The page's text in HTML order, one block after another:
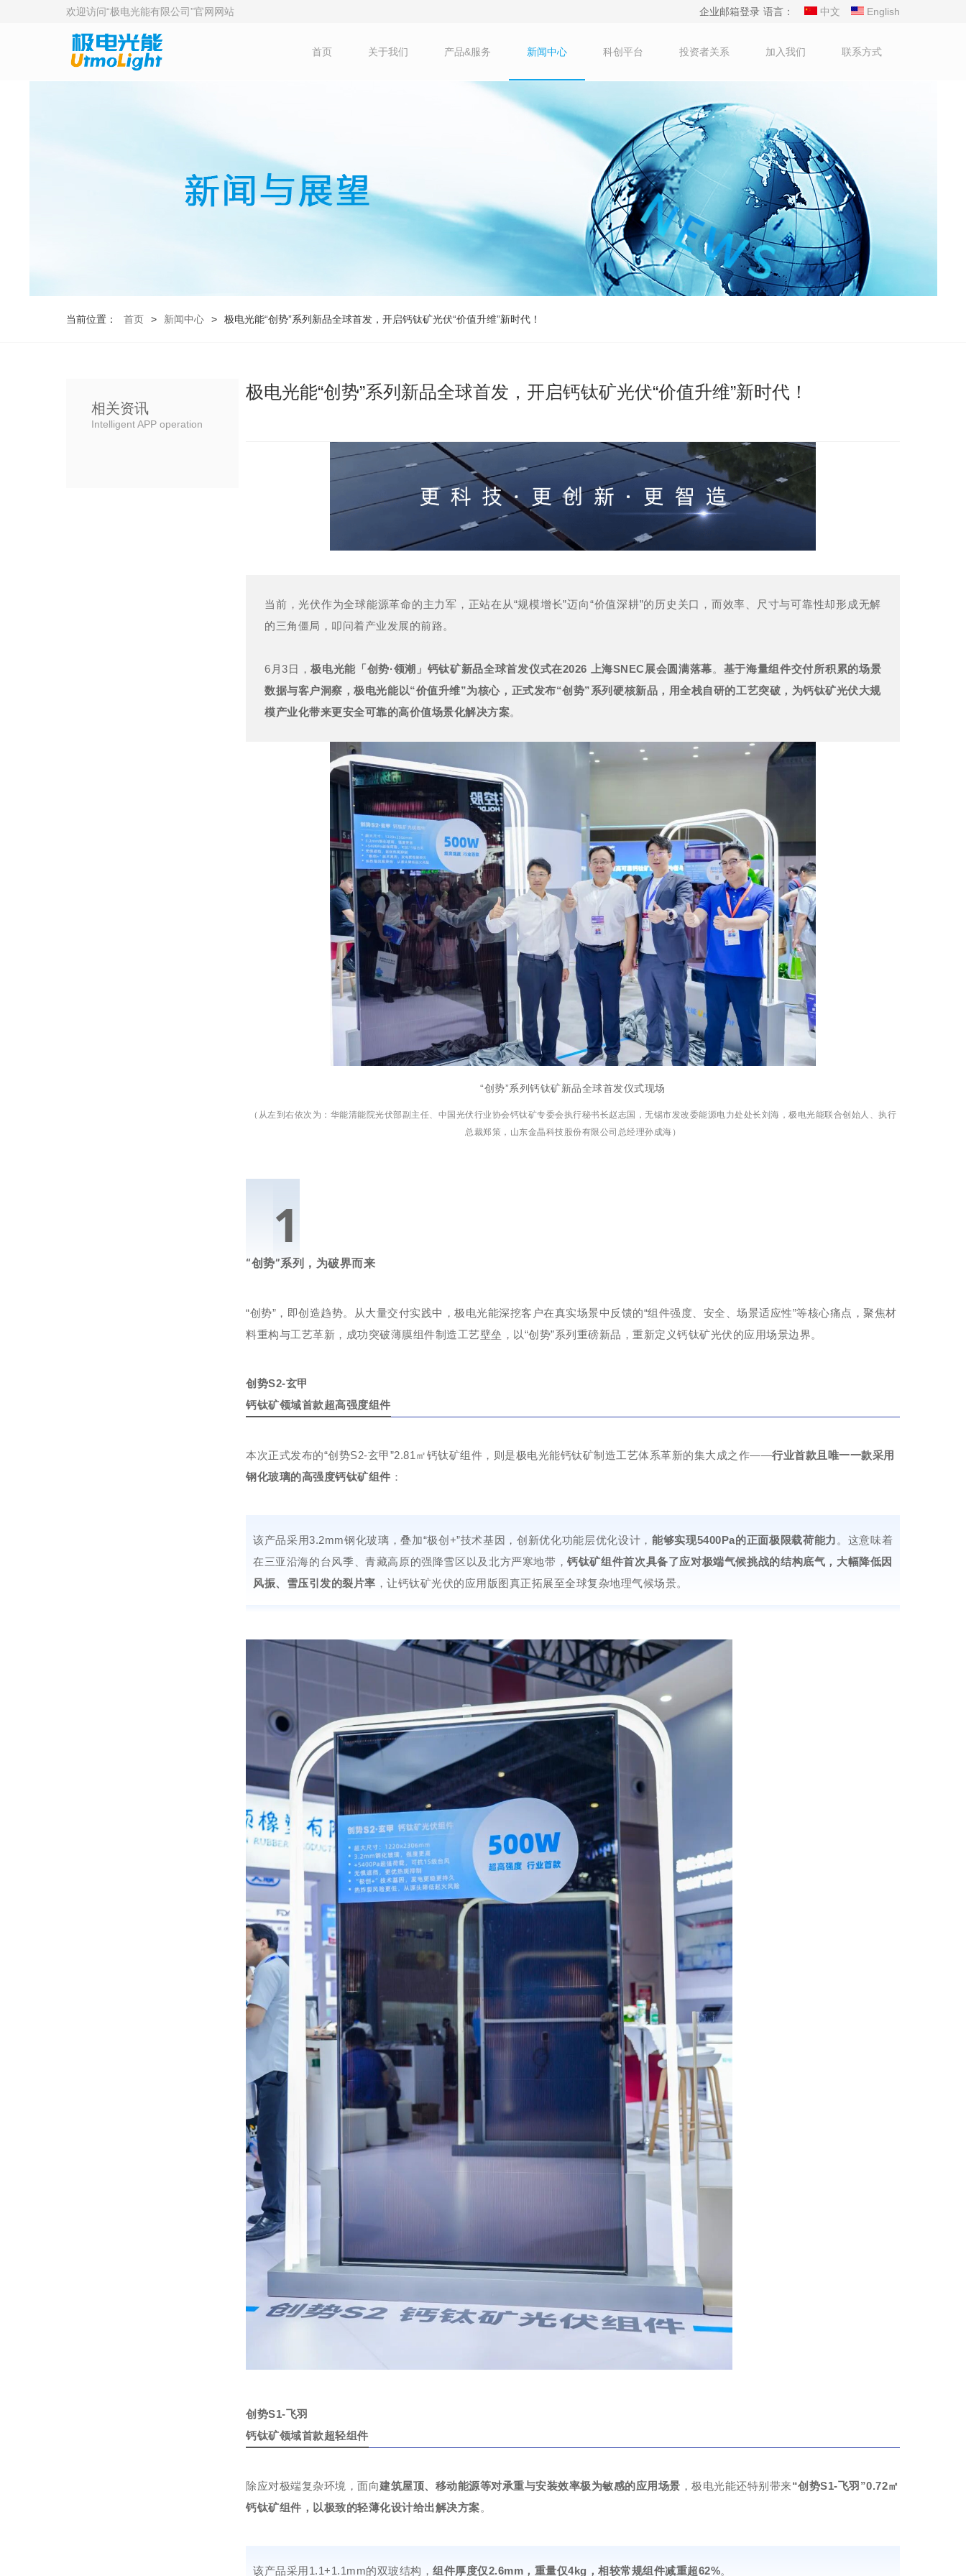
欢迎访问“极电光能有限公司”官网网站 企业邮箱登录 语言： 中文 English
首页 关于我们 产品&服务 新闻中心 科创平台 投资者关系 加入我们 联系方式
当前位置： 首页 > 新闻中心 > 极电光能“创势”系列新品全球首发，开启钙钛矿光伏“价值升维”新时代！
相关资讯
Intelligent APP operation
极电光能“创势”系列新品全球首发，开启钙钛矿光伏“价值升维”新时代！
当前，光伏作为全球能源革命的主力军，正站在从“规模增长”迈向“价值深耕”的历史关口，而效率、尺寸与可靠性却形成无解
的三角僵局，叩问着产业发展的前路。
6月3日，极电光能「创势·领潮」钙钛矿新品全球首发仪式在2026 上海SNEC展会圆满落幕。 基于海量组件交付所积累的场景
数据与客户洞察，极电光能以“价值升维”为核心，正式发布“创势”系列硬核新品，用全栈自研的工艺突破，为钙钛矿光伏大规
模产业化带来更安全可靠的高价值场景化解决方案。
“创势”系列钙钛矿新品全球首发仪式现场
（从左到右依次为：华能清能院光伏部副主任、中国光伏行业协会钙钛矿专委会执行秘书长赵志国，无锡市发改委能源电力处处长刘海，极电光能联合创始人、执行
总裁郑策，山东金晶科技股份有限公司总经理孙成海）
1
“创势”系列，为破界而来
“创势”，即创造趋势。从大量交付实践中，极电光能深挖客户在真实场景中反馈的“组件强度、安全、场景适应性”等核心痛点，聚焦材
料重构与工艺革新，成功突破薄膜组件制造工艺壁垒，以“创势”系列重磅新品，重新定义钙钛矿光伏的应用场景边界。
创势S2-玄甲
钙钛矿领域首款超高强度组件
本次正式发布的“创势S2-玄甲”2.81㎡钙钛矿组件，则是极电光能钙钛矿制造工艺体系革新的集大成之作——行业首款且唯一一款采用
钢化玻璃的高强度钙钛矿组件 ：
该产品采用3.2mm钢化玻璃，叠加“极创+”技术基因，创新优化功能层优化设计，能够实现5400Pa的正面极限载荷能力 。这意味着
在三亚沿海的台风季、青藏高原的强降雪区以及北方严寒地带，钙钛矿组件首次具备了应对极端气候挑战的结构底气，大幅降低因
风振、雪压引发的裂片率 ，让钙钛矿光伏的应用版图真正拓展至全球复杂地理气候场景。
创势S1-飞羽
钙钛矿领域首款超轻组件
除应对极端复杂环境，面向建筑屋顶、移动能源等对承重与安装效率极为敏感的应用场景 ，极电光能还特别带来“创势S1-飞羽”0.72㎡
钙钛矿组件， 以极致的轻薄化设计给出解决方案。
该产品采用1.1+1.1mm的双玻结构， 组件厚度仅2.6mm，重量仅4kg， 相较常规组件减重超62%。